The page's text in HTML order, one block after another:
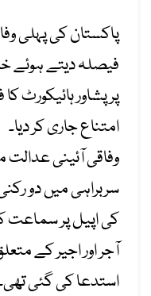
پاکستان کی پہلی
فیصلہ دیتےہوئے
پر پشاورہائیکورٹ
امتناع جاری کر دیا۔
وفاقی آئینی
سربراہی میں دو
کیاپیل پر
آجر اور اجیر کے
استدعا کی گئی